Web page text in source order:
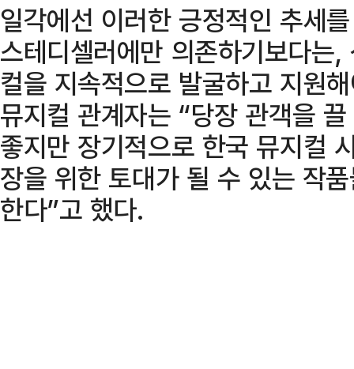
일각에선 이러한 긍정적인 추세
스테디셀러에만 의존하기보다는
컬을 지속적으로 발굴하고 지원
뮤지컬 관계자는 “당장 관객을
좋지만 장기적으로 한국 뮤지컬
장을 위한 토대가 될 수 있는 작
한다”고 했다.